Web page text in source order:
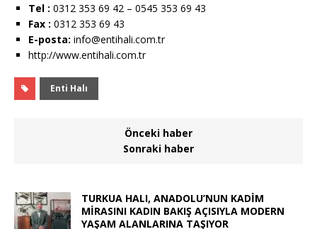
Tel : 0312 353 69 42 – 0545 353 69 43
Fax : 0312 353 69 43
E-posta: info@entihali.com.tr
http://www.entihali.com.tr
Enti Halı
Önceki haber
Sonraki haber
TURKUA HALI, ANADOLU’NUN KADİM
MİRASINI KADIN BAKIŞ AÇISIYLA MODERN
YAŞAM ALANLARINA TAŞIYOR